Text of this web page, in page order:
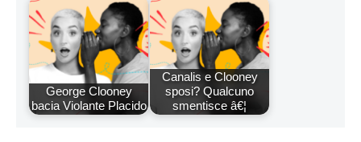
George Clooney
bacia Violante Placido
Canalis e Clooney
sposi? Qualcuno
smentisce â€¦